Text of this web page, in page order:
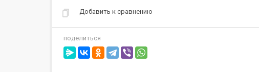
Добавить к сравнению
поделиться